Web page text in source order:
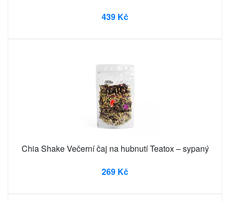
439 Kč
Chia Shake Večerní čaj na hubnutí Teatox – sypaný
269 Kč